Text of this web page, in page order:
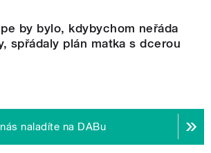
by bylo, kdybychom neřáda
spřádaly plán matka s dcerou
naladíte na DABu